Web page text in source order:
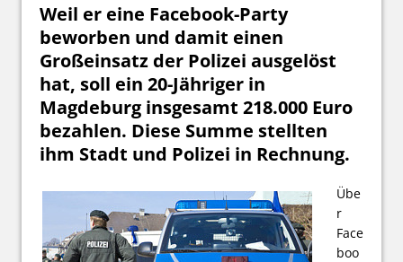
Weil er eine Facebook-Party
beworben und damit einen
Großeinsatz der Polizei ausgelöst
hat, soll ein 20-Jähriger in
Magdeburg insgesamt 218.000 Euro
bezahlen. Diese Summe stellten
ihm Stadt und Polizei in Rechnung.
Übe
r
Face
boo